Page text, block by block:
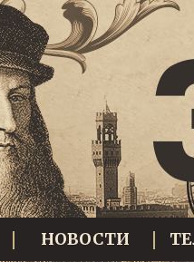
НОВОСТИ